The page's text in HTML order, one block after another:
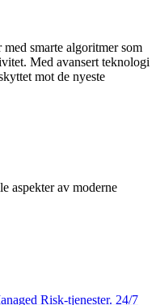
smarte algoritmer som
Med avansert teknologi
mot de nyeste
aspekter av moderne
Risk-tjenester. 24/7